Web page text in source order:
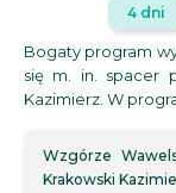
4 dni
Bogaty program
się m. in. spacer
Kazimierz. W
Wzgórze
Krakowski